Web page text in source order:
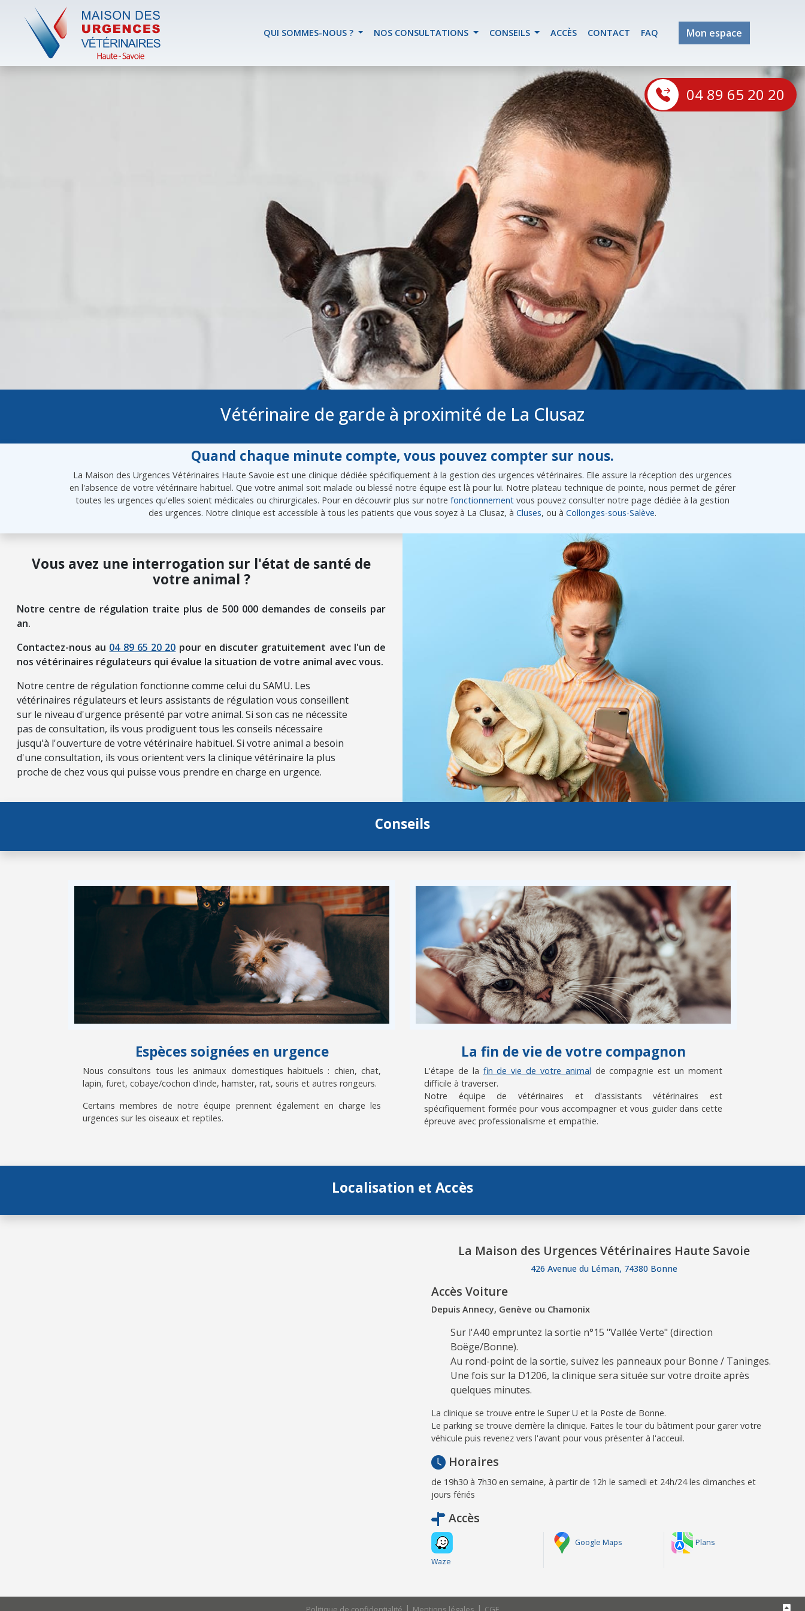
QUI SOMMES-NOUS ? NOS CONSULTATIONS CONSEILS ACCÈS CONTACT FAQ Mon espace
04 89 65 20 20
Vétérinaire de garde à proximité de La Clusaz
Quand chaque minute compte, vous pouvez compter sur nous.
La Maison des Urgences Vétérinaires Haute Savoie est une clinique dédiée spécifiquement à la gestion des urgences vétérinaires. Elle assure la réception des urgences
en l'absence de votre vétérinaire habituel. Que votre animal soit malade ou blessé notre équipe est là pour lui. Notre plateau technique de pointe, nous permet de gérer
toutes les urgences qu'elles soient médicales ou chirurgicales. Pour en découvrir plus sur notre fonctionnement vous pouvez consulter notre page dédiée à la gestion
des urgences. Notre clinique est accessible à tous les patients que vous soyez à La Clusaz, à Cluses, ou à Collonges-sous-Salève.
Vous avez une interrogation sur l'état de santé de
votre animal ?
Notre centre de régulation traite plus de 500 000 demandes de conseils par
an.
Contactez-nous au 04 89 65 20 20 pour en discuter gratuitement avec l'un de
nos vétérinaires régulateurs qui évalue la situation de votre animal avec vous.
Notre centre de régulation fonctionne comme celui du SAMU. Les
vétérinaires régulateurs et leurs assistants de régulation vous conseillent
sur le niveau d'urgence présenté par votre animal. Si son cas ne nécessite
pas de consultation, ils vous prodiguent tous les conseils nécessaire
jusqu'à l'ouverture de votre vétérinaire habituel. Si votre animal a besoin
d'une consultation, ils vous orientent vers la clinique vétérinaire la plus
proche de chez vous qui puisse vous prendre en charge en urgence.
Conseils
Espèces soignées en urgence
Nous consultons tous les animaux domestiques habituels : chien, chat,
lapin, furet, cobaye/cochon d'inde, hamster, rat, souris et autres rongeurs.
Certains membres de notre équipe prennent également en charge les
urgences sur les oiseaux et reptiles.
La fin de vie de votre compagnon
L'étape de la fin de vie de votre animal de compagnie est un moment
difficile à traverser.
Notre équipe de vétérinaires et d'assistants vétérinaires est
spécifiquement formée pour vous accompagner et vous guider dans cette
épreuve avec professionalisme et empathie.
Localisation et Accès
La Maison des Urgences Vétérinaires Haute Savoie
426 Avenue du Léman, 74380 Bonne
Accès Voiture
Depuis Annecy, Genève ou Chamonix
Sur l'A40 empruntez la sortie n°15 "Vallée Verte" (direction
Boëge/Bonne).
Au rond-point de la sortie, suivez les panneaux pour Bonne / Taninges.
Une fois sur la D1206, la clinique sera située sur votre droite après
quelques minutes.
La clinique se trouve entre le Super U et la Poste de Bonne.
Le parking se trouve derrière la clinique. Faites le tour du bâtiment pour garer votre
véhicule puis revenez vers l'avant pour vous présenter à l'acceuil.
Horaires
de 19h30 à 7h30 en semaine, à partir de 12h le samedi et 24h/24 les dimanches et
jours fériés
Accès
Waze
Google Maps Plans